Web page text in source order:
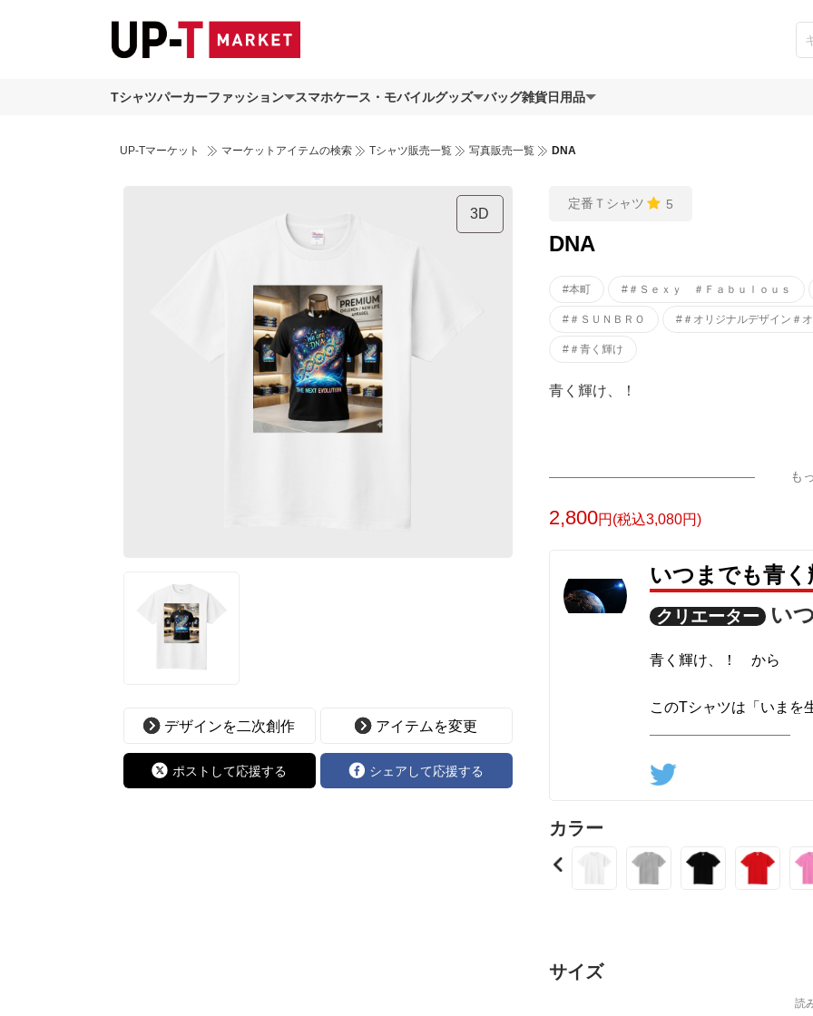
Tシャツパーカーファッション スマホケース・モバイルグッズ バッグ雑貨日用品
UP-Tマーケット マーケットアイテムの検索 Tシャツ販売一覧 写真販売一覧 DNA
3D
デザインを二次創作 アイテムを変更
ポストして応援する シェアして応援する
定番Ｔシャツ 5
DNA
#本町 #＃Ｓｅｘｙ ＃Ｆａｂｕｌｏｕｓ
#＃ＳＵＮＢＲＯ #＃オリジナルデザイン＃
#＃青く輝け
青く輝け、！
も
2,800円(税込3,080円)
いつまでも青
クリエーター い
青く輝け、！ から
このTシャツは「いまを
です。 感謝、愛 地球
ます。
ありがとうございました
カラー
サイズ